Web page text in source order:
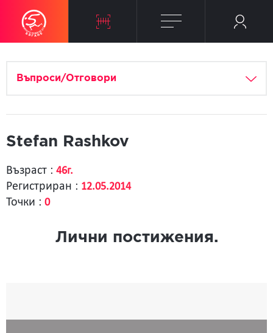
Въпроси/Отговори
Stefan Rashkov
Възраст : 46г.
Регистриран : 12.05.2014
Точки : 0
Лични постижения.